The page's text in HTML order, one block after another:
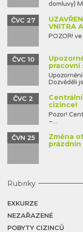
domluvy)
VNITRA
ČVC 27
POZOR!
pracovní
ČVC 10
Dozvěděli
cizince!
ČVC 2
Pozor!
–...
Změna
prázdnin
ČVN 25
Rubriky
EXKURZE
NEZAŘAZENÉ
POBYTY CIZINCŮ